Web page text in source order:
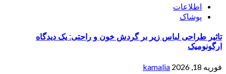
اطلاعات
پوشاک
تاثیر طراحی لباس زیر بر گردش خون و راحتی: یک دیدگاه
ارگونومیک
فوریه 18, 2026 kamalia